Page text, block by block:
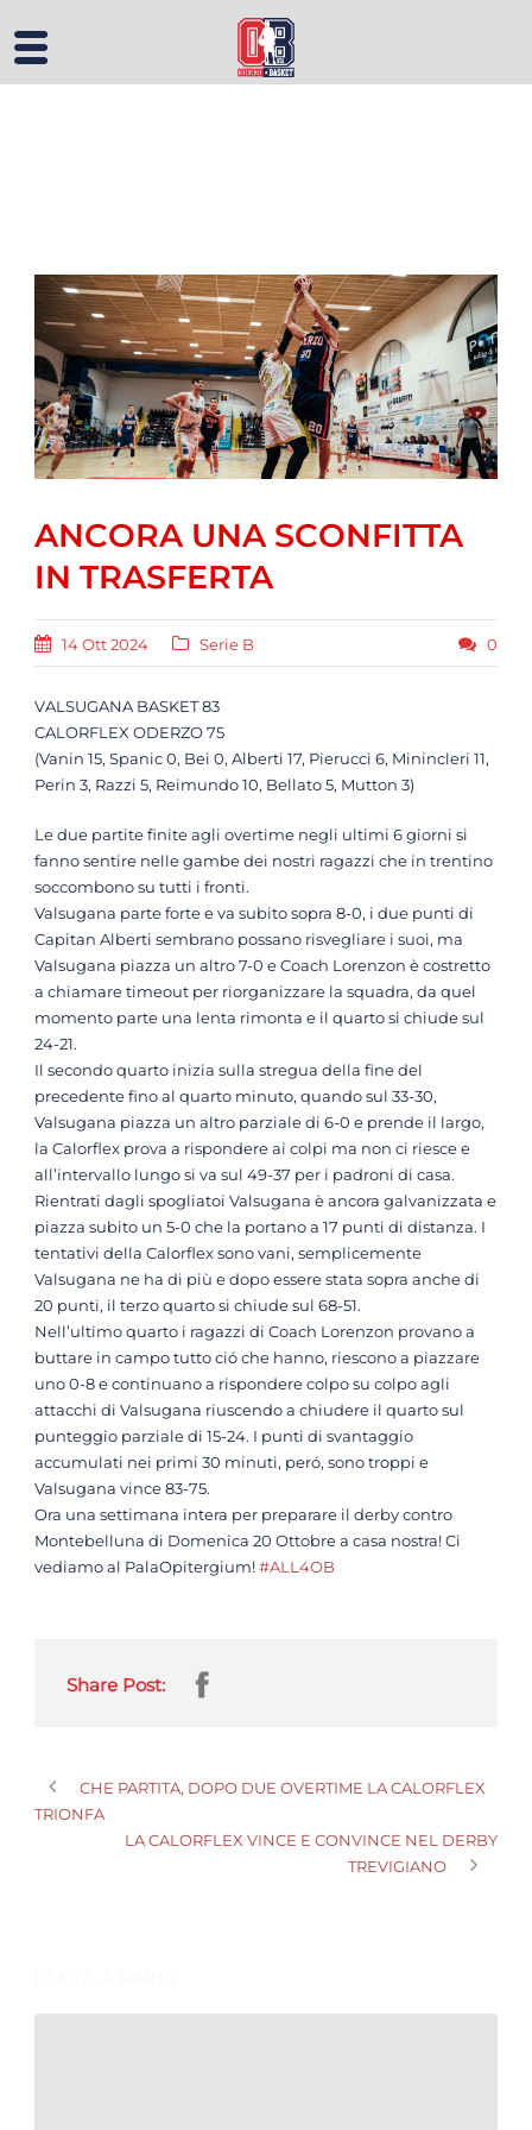
ANCORA UNA SCONFITTA
IN TRASFERTA
14 Ott 2024 Serie B 0
VALSUGANA BASKET 83
CALORFLEX ODERZO 75
(Vanin 15, Spanic 0, Bei 0, Alberti 17, Pierucci 6, Minincleri 11,
Perin 3, Razzi 5, Reimundo 10, Bellato 5, Mutton 3)
Le due partite finite agli overtime negli ultimi 6 giorni si
fanno sentire nelle gambe dei nostri ragazzi che in trentino
soccombono su tutti i fronti.
Valsugana parte forte e va subito sopra 8-0, i due punti di
Capitan Alberti sembrano possano risvegliare i suoi, ma
Valsugana piazza un altro 7-0 e Coach Lorenzon è costretto
a chiamare timeout per riorganizzare la squadra, da quel
momento parte una lenta rimonta e il quarto si chiude sul
24-21.
Il secondo quarto inizia sulla stregua della fine del
precedente fino al quarto minuto, quando sul 33-30,
Valsugana piazza un altro parziale di 6-0 e prende il largo,
la Calorflex prova a rispondere ai colpi ma non ci riesce e
all’intervallo lungo si va sul 49-37 per i padroni di casa.
Rientrati dagli spogliatoi Valsugana è ancora galvanizzata e
piazza subito un 5-0 che la portano a 17 punti di distanza. I
tentativi della Calorflex sono vani, semplicemente
Valsugana ne ha di più e dopo essere stata sopra anche di
20 punti, il terzo quarto si chiude sul 68-51.
Nell’ultimo quarto i ragazzi di Coach Lorenzon provano a
buttare in campo tutto ció che hanno, riescono a piazzare
uno 0-8 e continuano a rispondere colpo su colpo agli
attacchi di Valsugana riuscendo a chiudere il quarto sul
punteggio parziale di 15-24. I punti di svantaggio
accumulati nei primi 30 minuti, peró, sono troppi e
Valsugana vince 83-75.
Ora una settimana intera per preparare il derby contro
Montebelluna di Domenica 20 Ottobre a casa nostra! Ci
vediamo al PalaOpitergium!#ALL4OB
Share Post:
CHE PARTITA, DOPO DUE OVERTIME LA CALORFLEX
TRIONFA
LA CALORFLEX VINCE E CONVINCE NEL DERBY
TREVIGIANO